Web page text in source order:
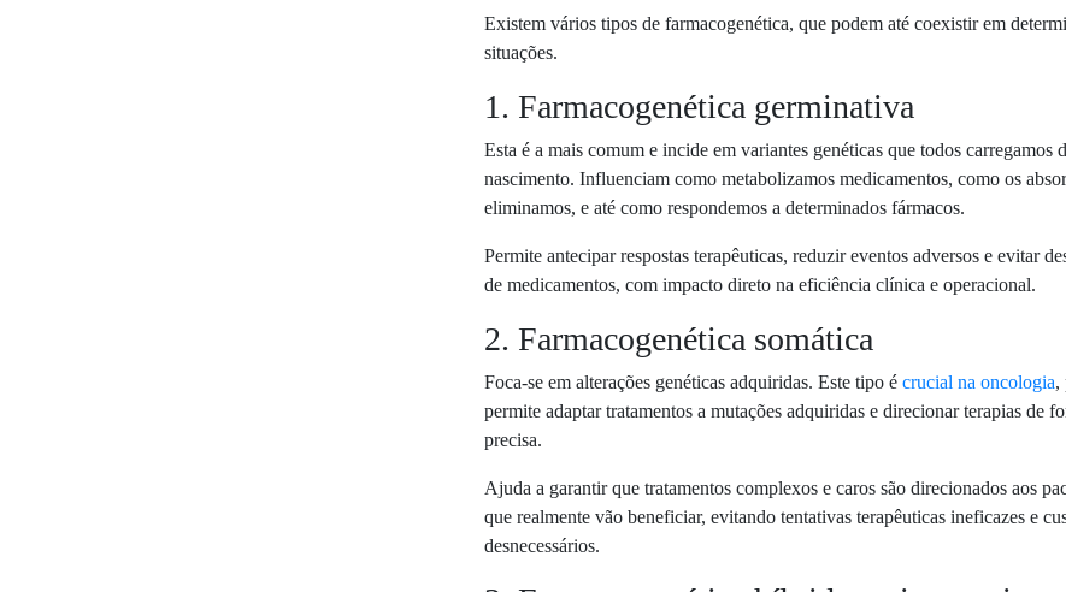
Existem vários tipos de farmacogenética, que podem até coexistir em
situações.
1. Farmacogenética germinativa
Esta é a mais comum e incide em variantes genéticas que todos carregamos
nascimento. Influenciam como metabolizamos medicamentos, como os
eliminamos, e até como respondemos a determinados fármacos.
Permite antecipar respostas terapêuticas, reduzir eventos adversos e evitar
de medicamentos, com impacto direto na eficiência clínica e operacional.
2. Farmacogenética somática
Foca-se em alterações genéticas adquiridas. Este tipo é crucial na oncologia,
permite adaptar tratamentos a mutações adquiridas e direcionar terapias de
precisa.
Ajuda a garantir que tratamentos complexos e caros são direcionados aos
que realmente vão beneficiar, evitando tentativas terapêuticas ineficazes e
desnecessários.